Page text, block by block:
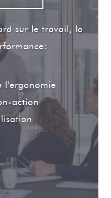
sur le travail, la
l'ergonomie
action